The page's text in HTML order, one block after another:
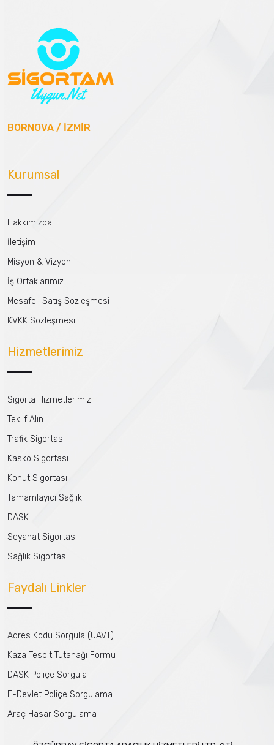
BORNOVA / İZMİR
Kurumsal
Hakkımızda
İletişim
Misyon & Vizyon
İş Ortaklarımız
Mesafeli Satış Sözleşmesi
KVKK Sözleşmesi
Hizmetlerimiz
Sigorta Hizmetlerimiz
Teklif Alın
Trafik Sigortası
Kasko Sigortası
Konut Sigortası
Tamamlayıcı Sağlık
DASK
Seyahat Sigortası
Sağlık Sigortası
Faydalı Linkler
Adres Kodu Sorgula (UAVT)
Kaza Tespit Tutanağı Formu
DASK Poliçe Sorgula
E-Devlet Poliçe Sorgulama
Araç Hasar Sorgulama